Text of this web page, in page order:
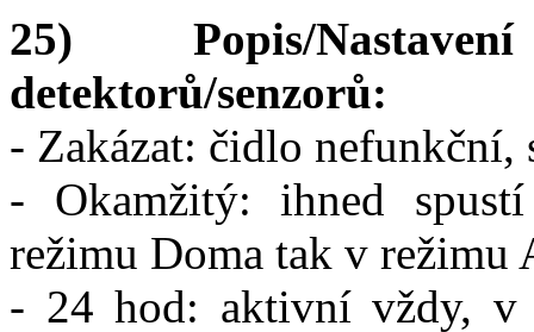
25) Popis/
detektorů/senzorů:
- Zakázat: čidlo nefunkční,
- Okamžitý: ihned
režimu Doma tak v režimu
- 24 hod: aktivní vždy, v